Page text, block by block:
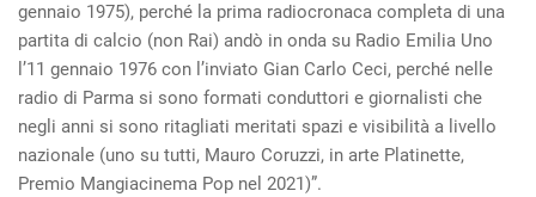
gennaio 1975), perché la prima radiocronaca completa di una
partita di calcio (non Rai) andò in onda su Radio Emilia Uno
l’11 gennaio 1976 con l’inviato Gian Carlo Ceci, perché nelle
radio di Parma si sono formati conduttori e giornalisti che
negli anni si sono ritagliati meritati spazi e visibilità a livello
nazionale (uno su tutti, Mauro Coruzzi, in arte Platinette,
Premio Mangiacinema Pop nel 2021)”.